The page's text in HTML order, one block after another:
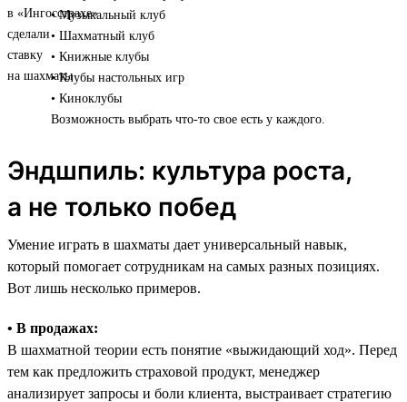
• Музыкальный клуб
• Шахматный клуб
• Книжные клубы
• Клубы настольных игр
• Киноклубы
Возможность выбрать что-то свое есть у каждого.
Эндшпиль: культура роста,
а не только побед
Умение играть в шахматы дает универсальный навык,
который помогает сотрудникам на самых разных позициях.
Вот лишь несколько примеров.
• В продажах:
В шахматной теории есть понятие «выжидающий ход». Перед
тем как предложить страховой продукт, менеджер
анализирует запросы и боли клиента, выстраивает стратегию